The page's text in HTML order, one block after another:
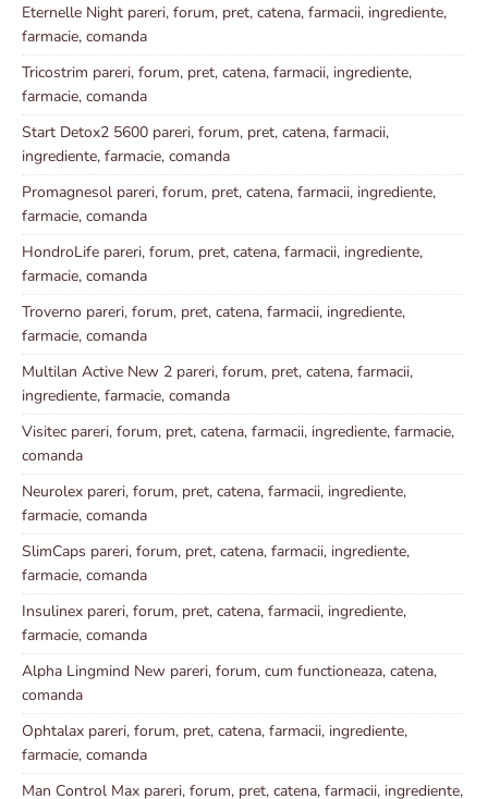
Eternelle Night pareri, forum, pret, catena, farmacii, ingrediente,
farmacie, comanda
Tricostrim pareri, forum, pret, catena, farmacii, ingrediente,
farmacie, comanda
Start Detox2 5600 pareri, forum, pret, catena, farmacii,
ingrediente, farmacie, comanda
Promagnesol pareri, forum, pret, catena, farmacii, ingrediente,
farmacie, comanda
HondroLife pareri, forum, pret, catena, farmacii, ingrediente,
farmacie, comanda
Troverno pareri, forum, pret, catena, farmacii, ingrediente,
farmacie, comanda
Multilan Active New 2 pareri, forum, pret, catena, farmacii,
ingrediente, farmacie, comanda
Visitec pareri, forum, pret, catena, farmacii, ingrediente, farmacie,
comanda
Neurolex pareri, forum, pret, catena, farmacii, ingrediente,
farmacie, comanda
SlimCaps pareri, forum, pret, catena, farmacii, ingrediente,
farmacie, comanda
Insulinex pareri, forum, pret, catena, farmacii, ingrediente,
farmacie, comanda
Alpha Lingmind New pareri, forum, cum functioneaza, catena,
comanda
Ophtalax pareri, forum, pret, catena, farmacii, ingrediente,
farmacie, comanda
Man Control Max pareri, forum, pret, catena, farmacii, ingrediente,